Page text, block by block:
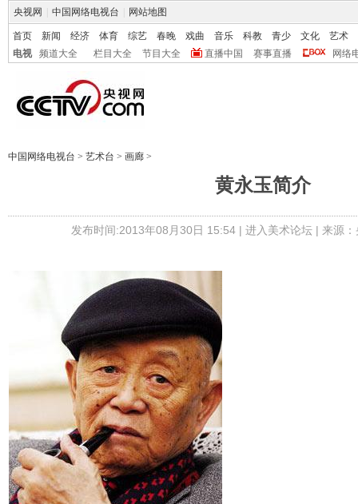
央视网 中国网络电视台 网站地图
首页 新闻 经济 体育 综艺 春晚 戏曲 音乐 科教 青少 文化
艺术
电视
频道大全 栏目大全 节目大全 直播中国 赛事直播 网络
中国网络电视台 > 艺术台 > 画廊 >
黄永玉简介
发布时间:2013年08月30日 15:54 | 进入美术论坛| 来源